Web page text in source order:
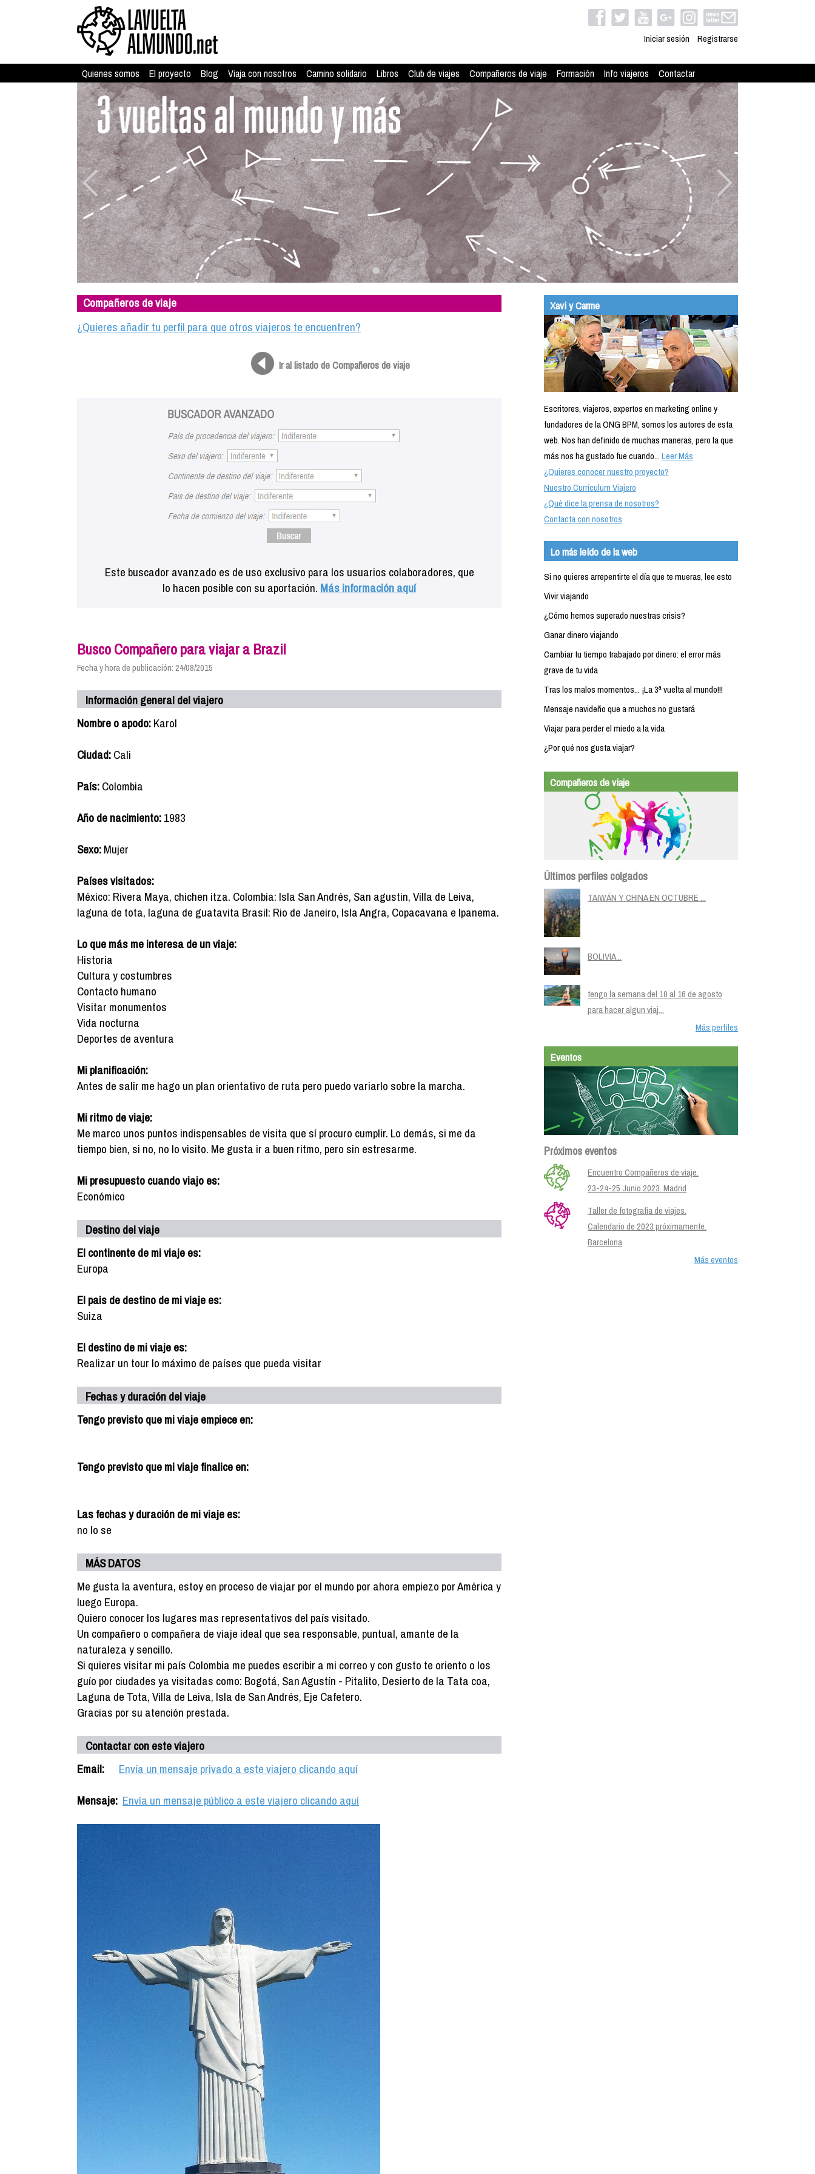
Iniciar sesión Registrarse
Quienes somos El proyecto Blog Viaja con nosotros Camino solidario Libros Club de viajes Compañeros de viaje Formación Info viajeros Contactar
Compañeros de viaje
¿Quieres añadir tu perfil para que otros viajeros te encuentren?
Ir al listado de Compañeros de viaje
Este buscador avanzado es de uso exclusivo para los usuarios colaboradores, que
lo hacen posible con su aportación. Más información aquí
Busco Compañero para viajar a Brazil
Fecha y hora de publicación: 24/08/2015
Información general del viajero
Nombre o apodo:Karol
Ciudad:Cali
País:Colombia
Año de nacimiento:1983
Sexo:Mujer
Países visitados:
México: Rivera Maya, chichen itza. Colombia: Isla San Andrés, San agustin, Villa de Leiva,
laguna de tota, laguna de guatavita Brasil: Rio de Janeiro, Isla Angra, Copacavana e Ipanema.
Lo que más me interesa de un viaje:
Historia
Cultura y costumbres
Contacto humano
Visitar monumentos
Vida nocturna
Deportes de aventura
Mi planificación:
Antes de salir me hago un plan orientativo de ruta pero puedo variarlo sobre la marcha.
Mi ritmo de viaje:
Me marco unos puntos indispensables de visita que sí procuro cumplir. Lo demás, si me da
tiempo bien, si no, no lo visito. Me gusta ir a buen ritmo, pero sin estresarme.
Mi presupuesto cuando viajo es:
Económico
Destino del viaje
El continente de mi viaje es:
Europa
El pais de destino de mi viaje es:
Suiza
El destino de mi viaje es:
Realizar un tour lo máximo de países que pueda visitar
Fechas y duración del viaje
Tengo previsto que mi viaje empiece en:
Tengo previsto que mi viaje finalice en:
Las fechas y duración de mi viaje es:
no lo se
MÁS DATOS
Me gusta la aventura, estoy en proceso de viajar por el mundo por ahora empiezo por América y
luego Europa.
Quiero conocer los lugares mas representativos del país visitado.
Un compañero o compañera de viaje ideal que sea responsable, puntual, amante de la
naturaleza y sencillo.
Si quieres visitar mi país Colombia me puedes escribir a mi correo y con gusto te oriento o los
guío por ciudades ya visitadas como: Bogotá, San Agustín - Pitalito, Desierto de la Tata coa,
Laguna de Tota, Villa de Leiva, Isla de San Andrés, Eje Cafetero.
Gracias por su atención prestada.
Contactar con este viajero
Email:
Envía un mensaje privado a este viajero clicando aquí
Mensaje: Envía un mensaje público a este viajero clicando aquí
Xavi y Carme
Escritores, viajeros, expertos en marketing online y
fundadores de la ONG BPM, somos los autores de esta
web. Nos han definido de muchas maneras, pero la que
más nos ha gustado fue cuando...Leer Más
¿Quieres conocer nuestro proyecto?
Nuestro Currículum Viajero
¿Qué dice la prensa de nosotros?
Contacta con nosotros
Lo más leído de la web
Si no quieres arrepentirte el día que te mueras, lee esto
Vivir viajando
¿Cómo hemos superado nuestras crisis?
Ganar dinero viajando
Cambiar tu tiempo trabajado por dinero: el error más
grave de tu vida
Tras los malos momentos... ¡La 3ª vuelta al mundo!!!
Mensaje navideño que a muchos no gustará
Viajar para perder el miedo a la vida
¿Por qué nos gusta viajar?
Compañeros de viaje
Últimos perfiles colgados
TAIWÁN Y CHINA EN OCTUBRE ...
BOLIVIA...
tengo la semana del 10 al 16 de agosto
para hacer algun viaj...
Más perfiles
Eventos
Próximos eventos
Encuentro Compañeros de viaje.
23-24-25 Junio 2023. Madrid
Taller de fotografía de viajes.
Calendario de 2023 próximamente.
Barcelona
Más eventos